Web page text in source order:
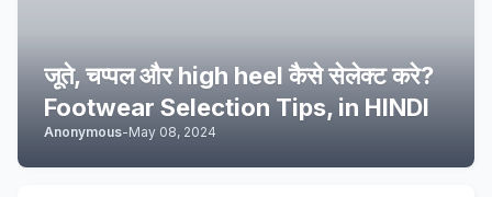
जूते, चप्पल और high heel कैसे सेलेक्ट करे?
Footwear Selection Tips, in HINDI
Anonymous-May 08, 2024